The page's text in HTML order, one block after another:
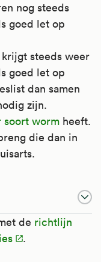
spoelworm,
andere
tropen
op
nog steeds
goed let op
steeds weer
goed let op
dan samen
zijn.
soort worm heeft.
die dan in
de richtlijn
.